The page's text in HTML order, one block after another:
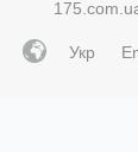
Укр